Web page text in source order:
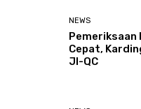
NEWS
Pemeriksaan
Cepat,
JI-QC